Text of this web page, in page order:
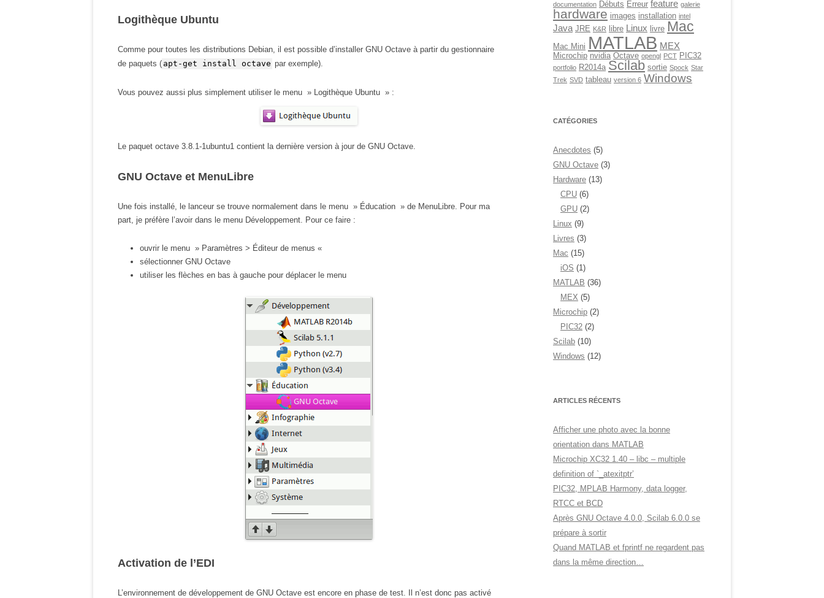
Logithèque Ubuntu
Comme pour toutes les distributions Debian, il est possible d’installer GNU Octave à partir du gestionnaire
de paquets ( apt-get install octave par exemple).
Vous pouvez aussi plus simplement utiliser le menu » Logithèque Ubuntu » :
Le paquet octave 3.8.1-1ubuntu1 contient la dernière version à jour de GNU Octave.
GNU Octave et MenuLibre
Une fois installé, le lanceur se trouve normalement dans le menu » Éducation » de MenuLibre. Pour ma
part, je préfère l’avoir dans le menu Développement. Pour ce faire :
ouvrir le menu » Paramètres > Éditeur de menus «
sélectionner GNU Octave
utiliser les flèches en bas à gauche pour déplacer le menu
Activation de l’EDI
L’environnement de développement de GNU Octave est encore en phase de test. Il n’est donc pas activé
documentation Débuts Erreur feature galerie
hardware images installation intel
Java JRE K&R libre Linux livre Mac
Mac Mini MATLAB MEX
Microchip nvidia Octave opengl PCT PIC32
portfolio R2014a Scilab sortie Spock Star
Trek SVD tableau version 6 Windows
CATÉGORIES
Anecdotes (5)
GNU Octave (3)
Hardware (13)
CPU (6)
GPU (2)
Linux (9)
Livres (3)
Mac (15)
iOS (1)
MATLAB (36)
MEX (5)
Microchip (2)
PIC32 (2)
Scilab (10)
Windows (12)
ARTICLES RÉCENTS
Afficher une photo avec la bonne
orientation dans MATLAB
Microchip XC32 1.40 – libc – multiple
definition of `_atexitptr’
PIC32, MPLAB Harmony, data logger,
RTCC et BCD
Après GNU Octave 4.0.0, Scilab 6.0.0 se
prépare à sortir
Quand MATLAB et fprintf ne regardent pas
dans la même direction…